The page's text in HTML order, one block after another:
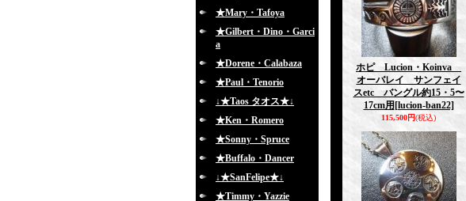
★Mary・Tafoya
★Gilbert・Dino・Garci
a
★Dorene・Calabaza
★Paul・Tenorio
↓★Taos タオス★↓
★Ken・Romero
★Sonny・Spruce
★Buffalo・Dancer
↓★SanFelipe★↓
★Timmy・Yazzie
ホピ Lucion・Koinva
オーバレイ サンフェイ
スetc バングル約15・5〜
17cm用 [lucion-ban22]
115,500円(税込)